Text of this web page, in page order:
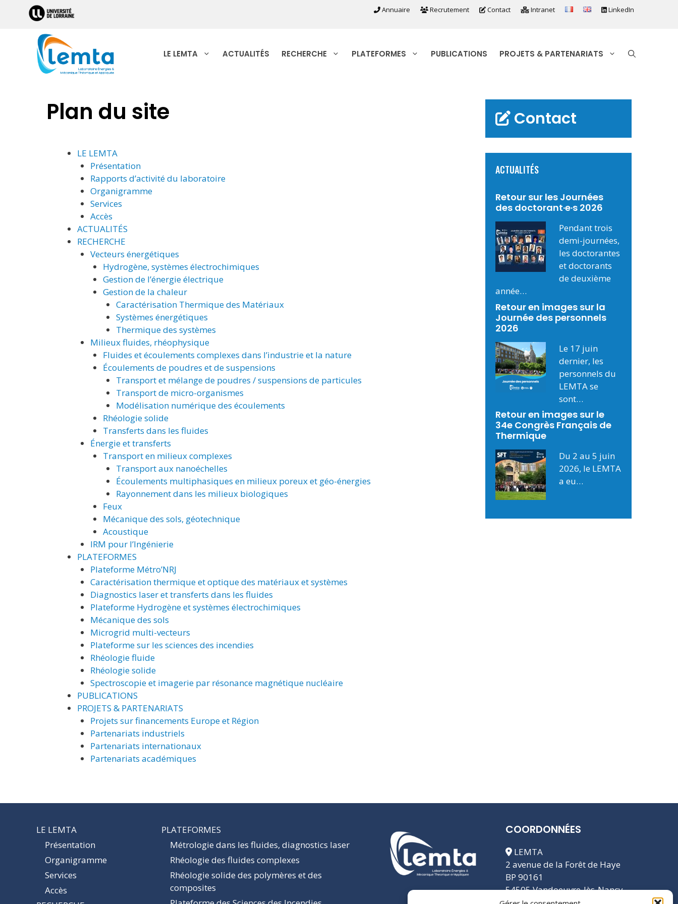
Annuaire Recrutement Contact Intranet LinkedIn
LE LEMTA ACTUALITÉS RECHERCHE PLATEFORMES PUBLICATIONS PROJETS & PARTENARIATS
Plan du site
LE LEMTA
Présentation
Rapports d’activité du laboratoire
Organigramme
Services
Accès
ACTUALITÉS
RECHERCHE
Vecteurs énergétiques
Hydrogène, systèmes électrochimiques
Gestion de l’énergie électrique
Gestion de la chaleur
Caractérisation Thermique des Matériaux
Systèmes énergétiques
Thermique des systèmes
Milieux fluides, rhéophysique
Fluides et écoulements complexes dans l’industrie et la nature
Écoulements de poudres et de suspensions
Transport et mélange de poudres / suspensions de particules
Transport de micro-organismes
Modélisation numérique des écoulements
Rhéologie solide
Transferts dans les fluides
Énergie et transferts
Transport en milieux complexes
Transport aux nanoéchelles
Écoulements multiphasiques en milieux poreux et géo-énergies
Rayonnement dans les milieux biologiques
Feux
Mécanique des sols, géotechnique
Acoustique
IRM pour l’Ingénierie
PLATEFORMES
Plateforme Métro’NRJ
Caractérisation thermique et optique des matériaux et systèmes
Diagnostics laser et transferts dans les fluides
Plateforme Hydrogène et systèmes électrochimiques
Mécanique des sols
Microgrid multi-vecteurs
Plateforme sur les sciences des incendies
Rhéologie fluide
Rhéologie solide
Spectroscopie et imagerie par résonance magnétique nucléaire
PUBLICATIONS
PROJETS & PARTENARIATS
Projets sur financements Europe et Région
Partenariats industriels
Partenariats internationaux
Partenariats académiques
Contact
ACTUALITÉS
Retour sur les Journées
des doctorant·e·s 2026
Pendant trois
demi-journées,
les doctorantes
et doctorants
de deuxième
année…
Retour en images sur la
Journée des personnels
2026
Le 17 juin
dernier, les
personnels du
LEMTA se
sont…
Retour en images sur le
34e Congrès Français de
Thermique
Du 2 au 5 juin
2026, le LEMTA
a eu…
LE LEMTA
Présentation
Organigramme
Services
Accès
PLATEFORMES
Métrologie dans les fluides, diagnostics laser
Rhéologie des fluides complexes
Rhéologie solide des polymères et des
composites
COORDONNÉES
LEMTA
2 avenue de la Forêt de Haye
BP 90161
54505 Vandoeuvre-lès-Nancy